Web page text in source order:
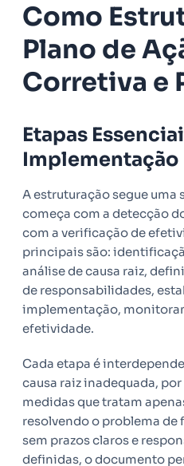
Como
Plano de
Corretiva e
Etapas
Implementação
A estruturação segue uma
começa com a detecção
com a verificação de
principais são:
análise de causa raiz,
de responsabilidades,
implementação,
efetividade.
Cada etapa é
causa raiz inadequada,
medidas que tratam
resolvendo o problema de
sem prazos claros e
definidas, o documento